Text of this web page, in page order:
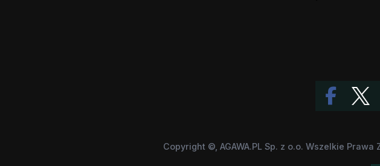
Copyright ©, AGAWA.PL Sp. z o.o. Wszelkie